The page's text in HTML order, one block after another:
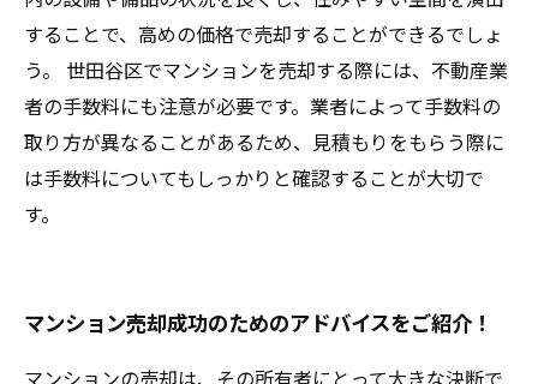
することで、高めの価格で売却することができるでしょ
う。 世田谷区でマンションを売却する際には、不動産業
者の手数料にも注意が必要です。業者によって手数料の
取り方が異なることがあるため、見積もりをもらう際に
は手数料についてもしっかりと確認することが大切で
す。
マンション売却成功のためのアドバイスをご紹介！
マンションの売却は、その所有者にとって大きな決断で